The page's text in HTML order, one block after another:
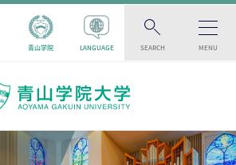
青山学院 LANGUAGE SEARCH MENU